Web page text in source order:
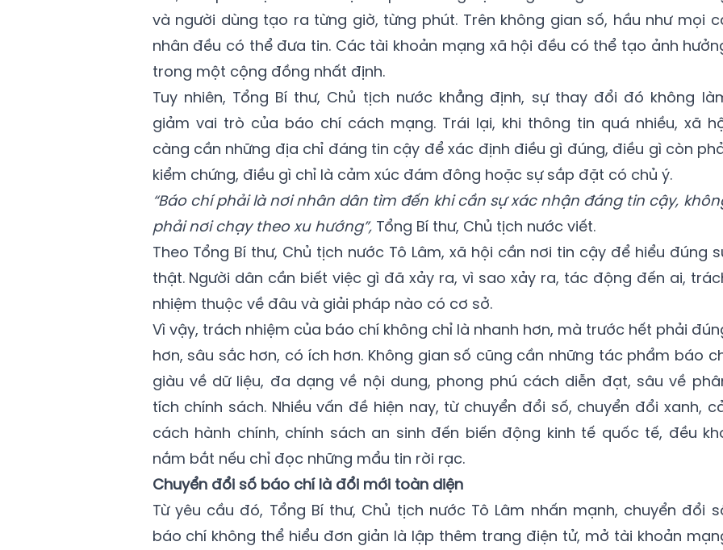
và người dùng tạo ra từng giờ, từng phút. Trên không gian số, hầu như mọi
nhân đều có thể đưa tin. Các tài khoản mạng xã hội đều có thể tạo ảnh
trong một cộng đồng nhất định.
Tuy nhiên, Tổng Bí thư, Chủ tịch nước khẳng định, sự thay đổi đó không
giảm vai trò của báo chí cách mạng. Trái lại, khi thông tin quá nhiều, xã
càng cần những địa chỉ đáng tin cậy để xác định điều gì đúng, điều gì còn
kiểm chứng, điều gì chỉ là cảm xúc đám đông hoặc sự sắp đặt có chủ ý.
“Báo chí phải là nơi nhân dân tìm đến khi cần sự xác nhận đáng tin cậy,
phải nơi chạy theo xu hướng”,Tổng Bí thư, Chủ tịch nước viết.
Theo Tổng Bí thư, Chủ tịch nước Tô Lâm, xã hội cần nơi tin cậy để hiểu đúng
thật. Người dân cần biết việc gì đã xảy ra, vì sao xảy ra, tác động đến ai,
nhiệm thuộc về đâu và giải pháp nào có cơ sở.
Vì vậy, trách nhiệm của báo chí không chỉ là nhanh hơn, mà trước hết phải
hơn, sâu sắc hơn, có ích hơn. Không gian số cũng cần những tác phẩm báo
giàu về dữ liệu, đa dạng về nội dung, phong phú cách diễn đạt, sâu về
tích chính sách. Nhiều vấn đề hiện nay, từ chuyển đổi số, chuyển đổi xanh,
cách hành chính, chính sách an sinh đến biến động kinh tế quốc tế, đều
nắm bắt nếu chỉ đọc những mẩu tin rời rạc.
Chuyển đổi số báo chí là đổi mới toàn diện
Từ yêu cầu đó, Tổng Bí thư, Chủ tịch nước Tô Lâm nhấn mạnh, chuyển đổi
báo chí không thể hiểu đơn giản là lập thêm trang điện tử, mở tài khoản